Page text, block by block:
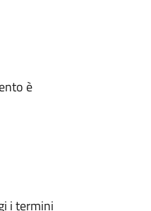
è
i termini